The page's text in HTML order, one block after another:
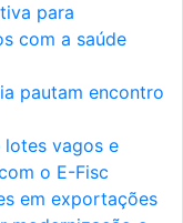
para
com a saúde
pautam encontro
vagos e
o E-Fisc
em exportações